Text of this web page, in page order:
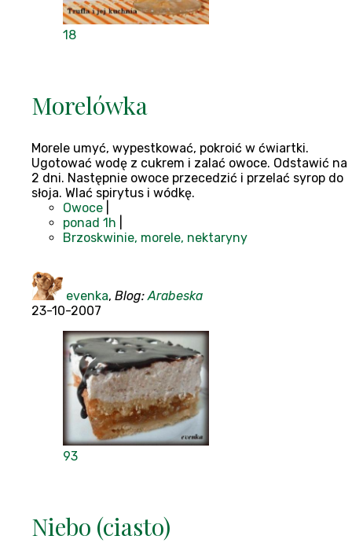
18
Morelówka
Morele umyć, wypestkować, pokroić w ćwiartki.
Ugotować wodę z cukrem i zalać owoce. Odstawić na
2 dni. Następnie owoce przecedzić i przelać syrop do
słoja. Wlać spirytus i wódkę.
Owoce
ponad 1h
Brzoskwinie, morele, nektaryny
evenka, Blog: Arabeska
23-10-2007
93
Niebo (ciasto)